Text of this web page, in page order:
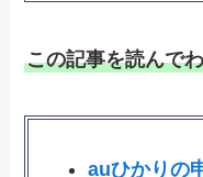
この記事を読んで
auひかりの